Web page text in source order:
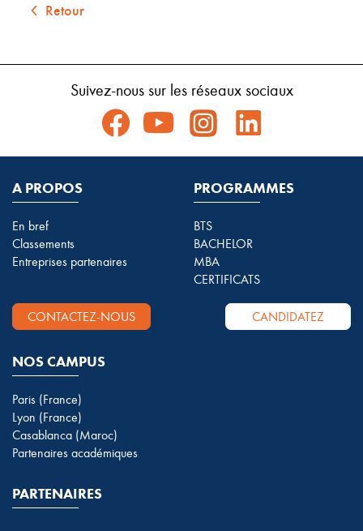
Retour
Suivez-nous sur les réseaux sociaux
A PROPOS
En bref
Classements
Entreprises partenaires
PROGRAMMES
BTS
BACHELOR
MBA
CERTIFICATS
CONTACTEZ-NOUS CANDIDATEZ
NOS CAMPUS
Paris (France)
Lyon (France)
Casablanca (Maroc)
Partenaires académiques
PARTENAIRES